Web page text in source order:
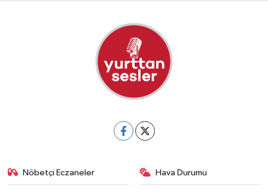
Nöbetçi Eczaneler Hava Durumu